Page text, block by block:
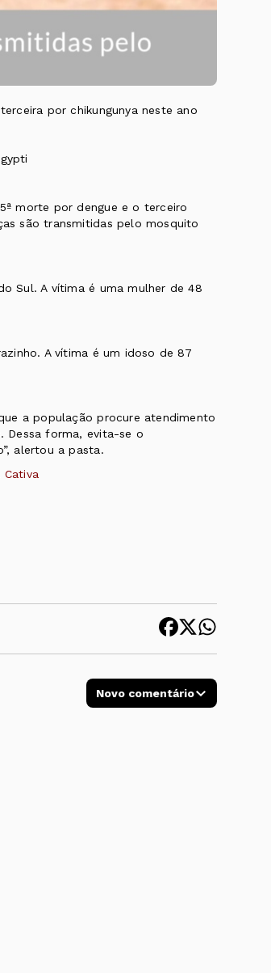
por chikungunya neste ano
morte por dengue e o terceiro
são transmitidas pelo mosquito
Sul. A vítima é uma mulher de 48
A vítima é um idoso de 87
a população procure atendimento
Dessa forma, evita-se o
alertou a pasta.
Novo comentário